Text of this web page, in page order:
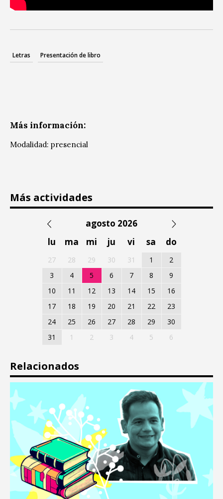
Letras Presentación de libro
Más información:
Modalidad: presencial
Más actividades
agosto 2026
lu
ma mi ju vi sa do
27 28 29 30 31 1
2
3
4 5 6 7 8
9
10
11 12 13 14 15
16
17
18 19 20 21 22
23
24
25 26 27 28 29
30
31
1 2 3 4 5 6
Relacionados